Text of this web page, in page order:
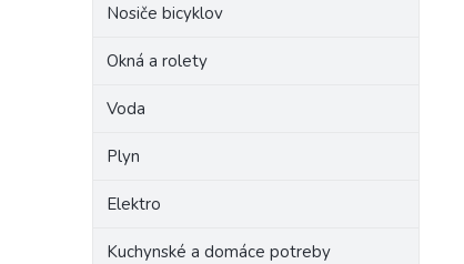
Nosiče bicyklov
Okná a rolety
Voda
Plyn
Elektro
Kuchynské a domáce potreby